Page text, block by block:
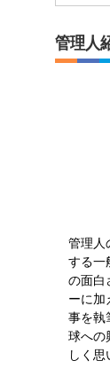
管理人
管理人
する一
の面白
ーに加
事を執
球への
しく思